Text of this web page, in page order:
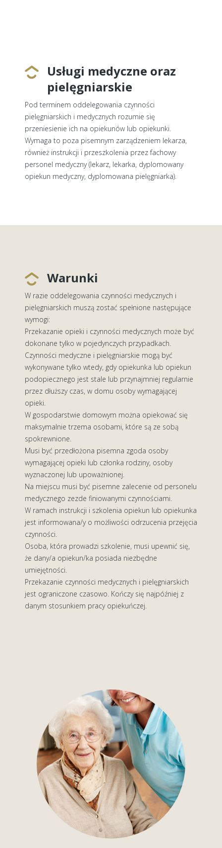
Usługi medyczne oraz
pielęgniarskie
Pod terminem oddelegowania czynności
pielęgniarskich i medycznych rozumie się
przeniesienie ich na opiekunów lub opiekunki.
Wymaga to poza pisemnym zarządzeniem lekarza,
również instrukcji i przeszkolenia przez fachowy
personel medyczny (lekarz, lekarka, dyplomowany
opiekun medyczny, dyplomowana pielęgniarka).
Warunki
W razie oddelegowania czynności medycznych i
pielęgniarskich muszą zostać spełnione następujące
wymogi:
Przekazanie opieki i czynności medycznych może być
dokonane tylko w pojedynczych przypadkach.
Czynności medyczne i pielęgniarskie mogą być
wykonywane tylko wtedy, gdy opiekunka lub opiekun
podopiecznego jest stale lub przynajmniej regularnie
przez dłuższy czas, w domu osoby wymagającej
opieki.
W gospodarstwie domowym można opiekować się
maksymalnie trzema osobami, które są ze sobą
spokrewnione.
Musi być przedłożona pisemna zgoda osoby
wymagającej opieki lub członka rodziny, osoby
wyznaczonej lub upoważnionej.
Na miejscu musi być pisemne zalecenie od personelu
medycznego zezde finiowanymi czynnościami.
W ramach instrukcji i szkolenia opiekun lub opiekunka
jest informowana/y o możliwości odrzucenia przejęcia
czynności.
Osoba, która prowadzi szkolenie, musi upewnić się,
że dany/a opiekun/ka posiada niezbędne
umiejętności.
Przekazanie czynności medycznych i pielęgniarskich
jest ograniczone czasowo. Kończy się najpóźniej z
danym stosunkiem pracy opiekuńczej.